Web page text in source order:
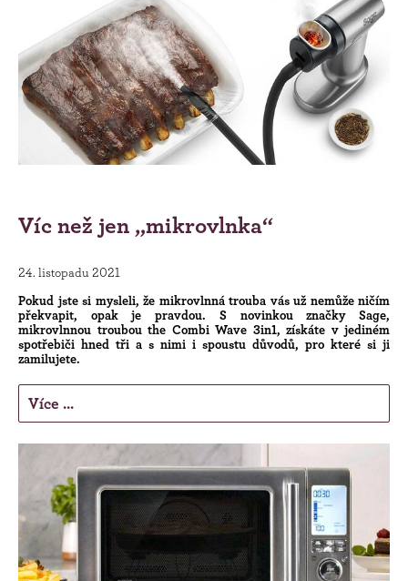
Víc než jen „mikrovlnka“
24. listopadu 2021
Pokud jste si mysleli, že mikrovlnná trouba vás už nemůže ničím
překvapit, opak je pravdou. S novinkou značky Sage,
mikrovlnnou troubou the Combi Wave 3in1, získáte v jediném
spotřebiči hned tři a s nimi i spoustu důvodů, pro které si ji
zamilujete.
Více ...